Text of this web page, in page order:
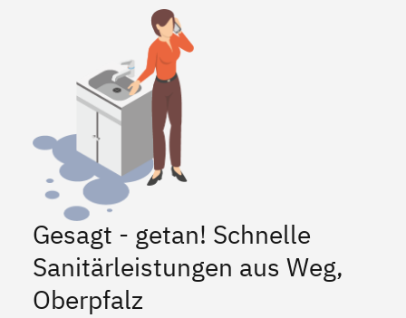
Gesagt - getan! Schnelle
Sanitärleistungen aus Weg,
Oberpfalz